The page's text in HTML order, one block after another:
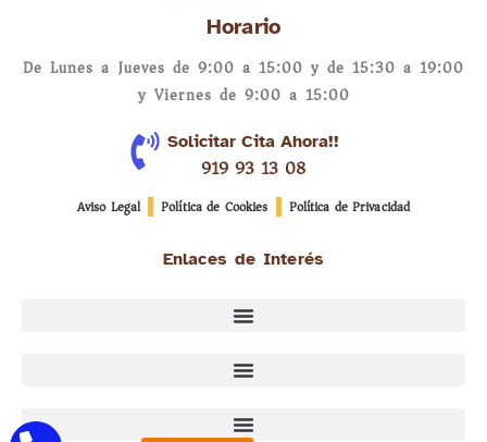
Horario
De Lunes a Jueves de 9:00 a 15:00 y de 15:30 a 19:00
y Viernes de 9:00 a 15:00
Solicitar Cita Ahora!!
919 93 13 08
Aviso Legal Política de Cookies Política de Privacidad
Enlaces de Interés